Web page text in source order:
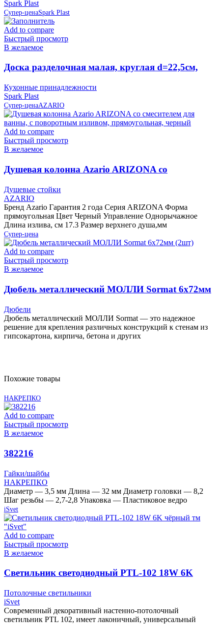
Spark Plast
Супер-ценаSpark Plast
Add to compare
Быстрый просмотр
В желаемое
Доска разделочная малая, круглая d=22,5см,
Кухонные принадлежности
Spark Plast
Супер-ценаAZARIO
Add to compare
Быстрый просмотр
В желаемое
Душевая колонна Azario ARIZONA со
прямоугольная, черный
Душевые стойки
AZARIO
Бренд Azario Гарантия 2 года Серия ARIZONA Форма
прямоугольная Цвет Черный Управление Однорычажное
Длина излива, см 17.3 Размер верхнего душа,мм
Супер-цена
Add to compare
Быстрый просмотр
В желаемое
Дюбель металлический МОЛЛИ Sormat 6х72мм
Дюбели
Дюбель металлический МОЛЛИ Sormat — это надежное
решение для крепления различных конструкций к стенам из
гипсокартона, кирпича, бетона и других
Похожие товары
НАКРЕПКО
Add to compare
Быстрый просмотр
В желаемое
382216
Гайки/шайбы
НАКРЕПКО
Диаметр — 3,5 мм Длина — 32 мм Диаметр головки — 8,2
Шаг резьбы — 2,7-2,8 Упаковка — Пластиковое ведро
iSvet
Add to compare
Быстрый просмотр
В желаемое
Cветильник светодиодный PTL-102 18W 6K
Потолочные светильники
iSvet
Современный декоративный настенно-потолочный
светильник PTL 102, имеет лаконичный, универсальный